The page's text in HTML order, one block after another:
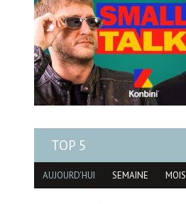
TOP 5
AUJOURD'HUI SEMAINE MOIS